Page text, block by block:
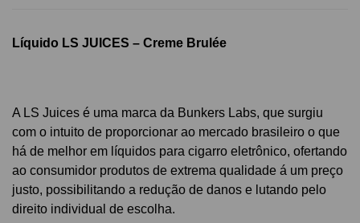
Líquido LS JUICES – Creme Brulée​
A LS Juices é uma marca da Bunkers Labs, que surgiu
com o intuito de proporcionar ao mercado brasileiro o que
há de melhor em líquidos para cigarro eletrônico, ofertando
ao consumidor produtos de extrema qualidade á um preço
justo, possibilitando a redução de danos e lutando pelo
direito individual de escolha.